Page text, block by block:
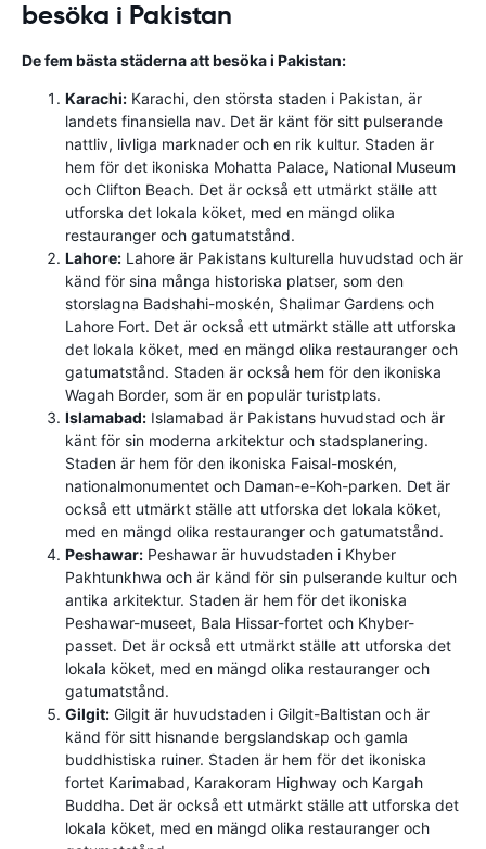
besöka i Pakistan
De fem bästa städerna att besöka i Pakistan:
Karachi: Karachi, den största staden i Pakistan, är
landets finansiella nav. Det är känt för sitt pulserande
nattliv, livliga marknader och en rik kultur. Staden är
hem för det ikoniska Mohatta Palace, National Museum
och Clifton Beach. Det är också ett utmärkt ställe att
utforska det lokala köket, med en mängd olika
restauranger och gatumatstånd.
Lahore: Lahore är Pakistans kulturella huvudstad och är
känd för sina många historiska platser, som den
storslagna Badshahi-moskén, Shalimar Gardens och
Lahore Fort. Det är också ett utmärkt ställe att utforska
det lokala köket, med en mängd olika restauranger och
gatumatstånd. Staden är också hem för den ikoniska
Wagah Border, som är en populär turistplats.
Islamabad: Islamabad är Pakistans huvudstad och är
känt för sin moderna arkitektur och stadsplanering.
Staden är hem för den ikoniska Faisal-moskén,
nationalmonumentet och Daman-e-Koh-parken. Det är
också ett utmärkt ställe att utforska det lokala köket,
med en mängd olika restauranger och gatumatstånd.
Peshawar: Peshawar är huvudstaden i Khyber
Pakhtunkhwa och är känd för sin pulserande kultur och
antika arkitektur. Staden är hem för det ikoniska
Peshawar-museet, Bala Hissar-fortet och Khyber-
passet. Det är också ett utmärkt ställe att utforska det
lokala köket, med en mängd olika restauranger och
gatumatstånd.
Gilgit: Gilgit är huvudstaden i Gilgit-Baltistan och är
känd för sitt hisnande bergslandskap och gamla
buddhistiska ruiner. Staden är hem för det ikoniska
fortet Karimabad, Karakoram Highway och Kargah
Buddha. Det är också ett utmärkt ställe att utforska det
lokala köket, med en mängd olika restauranger och